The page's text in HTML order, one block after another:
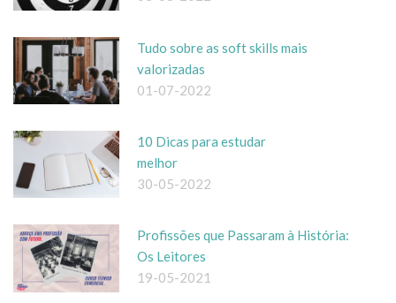
Tudo sobre as soft skills mais
valorizadas
01-07-2022
10 Dicas para estudar
melhor
30-05-2022
Profissões que Passaram à História:
Os Leitores
19-05-2021